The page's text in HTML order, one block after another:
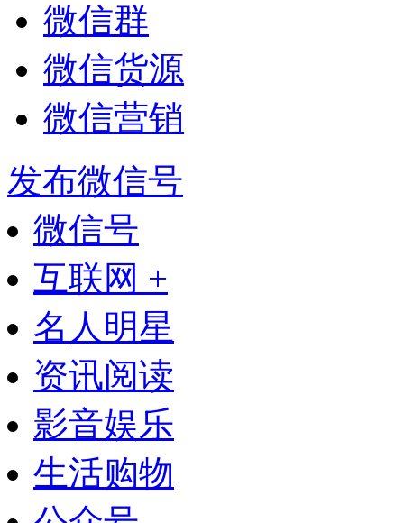
微信群
微信货源
微信营销
发布微信号
微信号
互联网 +
名人明星
资讯阅读
影音娱乐
生活购物